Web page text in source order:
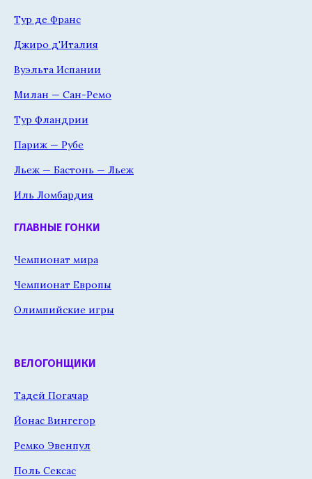
Тур де Франс
Джиро д'Италия
Вуэльта Испании
Милан — Сан-Ремо
Тур Фландрии
Париж — Рубе
Льеж — Бастонь — Льеж
Иль Ломбардия
ГЛАВНЫЕ ГОНКИ
Чемпионат мира
Чемпионат Европы
Олимпийские игры
ВЕЛОГОНЩИКИ
Тадей Погачар
Йонас Вингегор
Ремко Эвенпул
Поль Сексас